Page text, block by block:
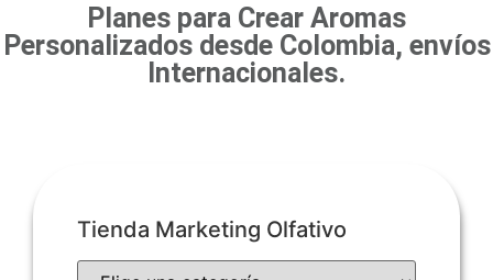
Planes para Crear Aromas
Personalizados desde Colombia, envíos
Internacionales.
Tienda Marketing Olfativo